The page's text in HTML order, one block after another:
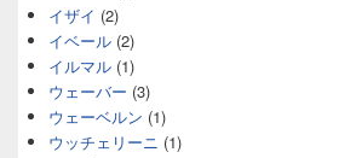
イザイ (2)
イベール (2)
イルマル (1)
ウェーバー (3)
ウェーベルン (1)
ウッチェリーニ (1)